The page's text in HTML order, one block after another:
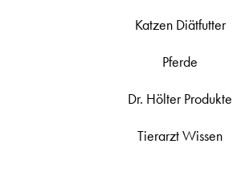
Katzen Diätfutter
Pferde
Dr. Hölter Produkte
Tierarzt Wissen